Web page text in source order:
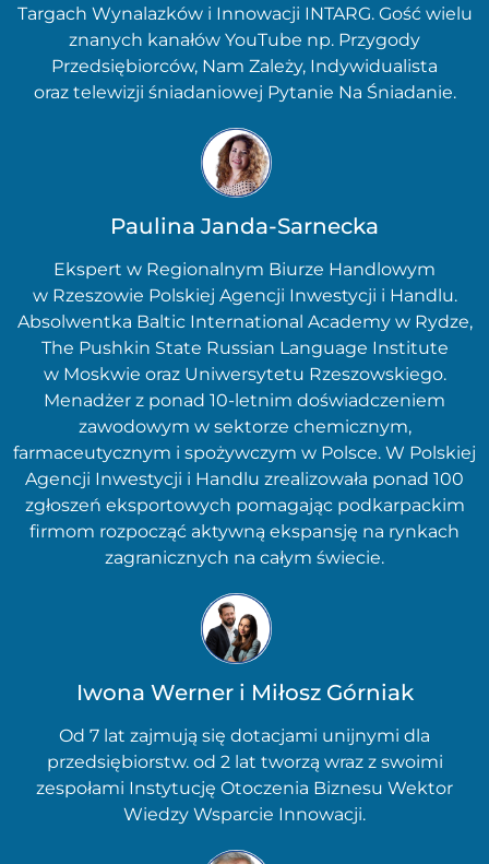
Targach Wynalazków i Innowacji INTARG. Gość wielu
znanych kanałów YouTube np. Przygody
Przedsiębiorców, Nam Zależy, Indywidualista
oraz telewizji śniadaniowej Pytanie Na Śniadanie.
Paulina Janda-Sarnecka
Ekspert w Regionalnym Biurze Handlowym
w Rzeszowie Polskiej Agencji Inwestycji i Handlu.
Absolwentka Baltic International Academy w Rydze,
The Pushkin State Russian Language Institute
w Moskwie oraz Uniwersytetu Rzeszowskiego.
Menadżer z ponad 10-letnim doświadczeniem
zawodowym w sektorze chemicznym,
farmaceutycznym i spożywczym w Polsce. W Polskiej
Agencji Inwestycji i Handlu zrealizowała ponad 100
zgłoszeń eksportowych pomagając podkarpackim
firmom rozpocząć aktywną ekspansję na rynkach
zagranicznych na całym świecie.
Iwona Werner i Miłosz Górniak
Od 7 lat zajmują się dotacjami unijnymi dla
przedsiębiorstw. od 2 lat tworzą wraz z swoimi
zespołami Instytucję Otoczenia Biznesu Wektor
Wiedzy Wsparcie Innowacji.